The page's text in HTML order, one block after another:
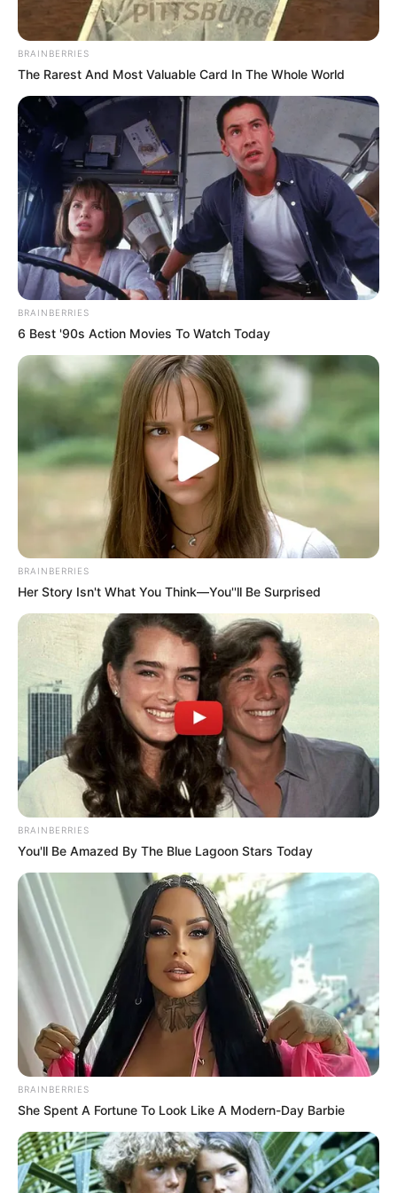
(foto: Netflix)
Cerita berfokus pada pertarungan antara dua SMA di area
SWORD, yakni SMA Oya dan SMA Teknik Senomon.
Kepala SMA Teknik Senomon membangun “aliansi tiga sekolah”
dengan dua sekolah lainnya, yakni SMA Kamasaka dan SMA
Ebara.
Aliansi ini bertujuan untuk memperluas kekuatannya dan
menghancurkan SMA Oya.
Itulah urutan nonton High and Low yang lengkap. Ternyata di
dalamnya juga menyimpan kisah pertemanan dan pertarungan di
masa muda yang masih mencari jati diri.
TAGS FILM JEPANG HIGH AND LOW
BRAINBERRIES
The Rarest And Most Valuable Card In The Whole World
BRAINBERRIES
6 Best '90s Action Movies To Watch Today
BRAINBERRIES
Her Story Isn't What You Think—You''ll Be Surprised
BRAINBERRIES
You'll Be Amazed By The Blue Lagoon Stars Today
BRAINBERRIES
She Spent A Fortune To Look Like A Modern-Day Barbie